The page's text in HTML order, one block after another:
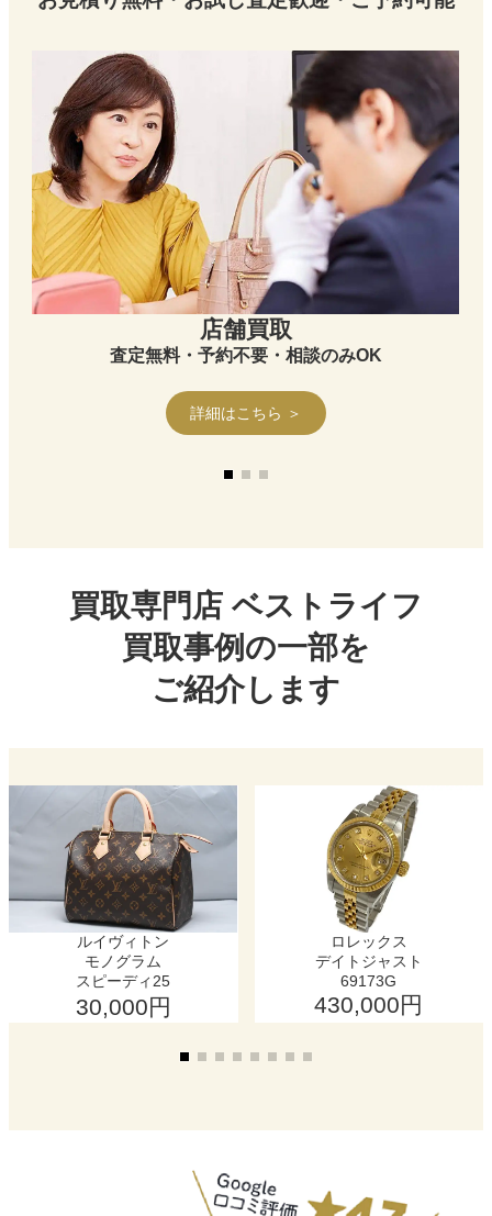
店舗買取
査定無料・予約不要・相談のみOK
詳細はこちら ＞
買取専門店 ベストライフ
買取事例の⼀部を
ご紹介します
ルイヴィトン
モノグラム
スピーディ25
30,000円
ロレックス
デイトジャスト
69173G
430,000円